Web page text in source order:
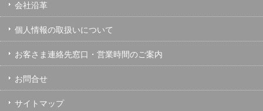
会社沿革
個人情報の取扱いについて
お客さま連絡先窓口・営業時間のご案内
お問合せ
サイトマップ